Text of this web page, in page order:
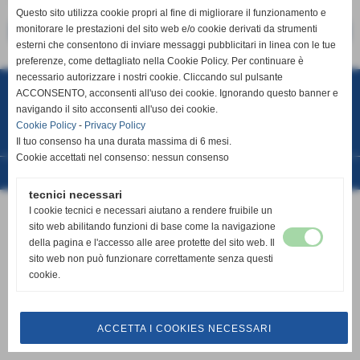
<< precedente successivo >>
A.S.D.C. Cuprense 1933
c.da Boccabianca, 100 - Cupra Marittima (Ascoli Piceno)
P.I. 01658170442
Cell. 347.9839291
info@cuprense1933.it
E´ vietata la riproduzione, totale o parziale, dei testi, delle informazioni e dei
contenuti multimediali presenti in questo sito senza l´autorizzazione di
Questo sito utilizza cookie propri al fine di migliorare il funzionamento e
monitorare le prestazioni del sito web e/o cookie derivati da strumenti
esterni che consentono di inviare messaggi pubblicitari in linea con le tue
preferenze, come dettagliato nella Cookie Policy. Per continuare è
necessario autorizzare i nostri cookie. Cliccando sul pulsante
ACCONSENTO, acconsenti all'uso dei cookie. Ignorando questo banner e
navigando il sito acconsenti all'uso dei cookie.
Cookie Policy - Privacy Policy
Il tuo consenso ha una durata massima di 6 mesi.
Cookie accettati nel consenso: nessun consenso
tecnici necessari
I cookie tecnici e necessari aiutano a rendere fruibile un
sito web abilitando funzioni di base come la navigazione
della pagina e l'accesso alle aree protette del sito web. Il
sito web non può funzionare correttamente senza questi
cookie.
ACCETTA I COOKIES NECESSARI